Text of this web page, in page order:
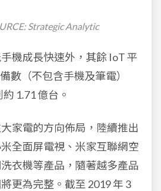
Strategic Analytic
機成長快速外，其餘 IoT 平
數（不包含手機及筆電）
1.71 億台。
家電的方向佈局，陸續推出
全面屏電視、米家互聯網空
衣機等產品，隨著越多產品
更為完整。截至 2019 年 3